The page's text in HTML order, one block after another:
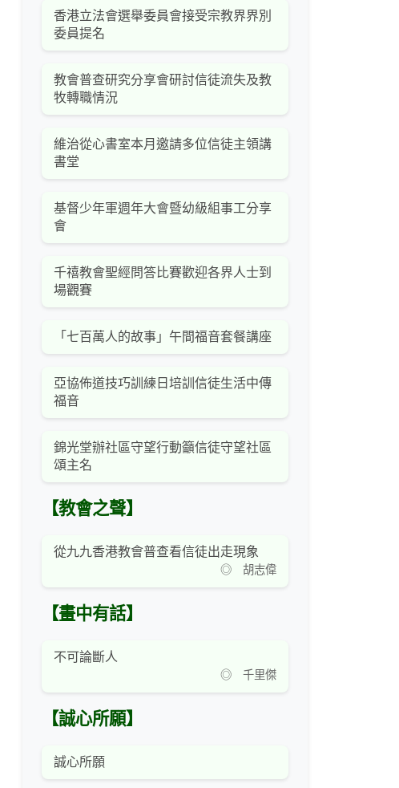
香港立法會選舉委員會接受宗教界界別
委員提名
教會普查研究分享會研討信徒流失及教
牧轉職情況
維治從心書室本月邀請多位信徒主領講
書堂
基督少年軍週年大會暨幼級組事工分享
會
千禧教會聖經問答比賽歡迎各界人士到
場觀賽
「七百萬人的故事」午間福音套餐講座
亞協佈道技巧訓練日培訓信徒生活中傳
福音
錦光堂辦社區守望行動籲信徒守望社區
頌主名
【教會之聲】
從九九香港教會普查看信徒出走現象
◎ 胡志偉
【畫中有話】
不可論斷人
◎ 千里傑
【誠心所願】
誠心所願